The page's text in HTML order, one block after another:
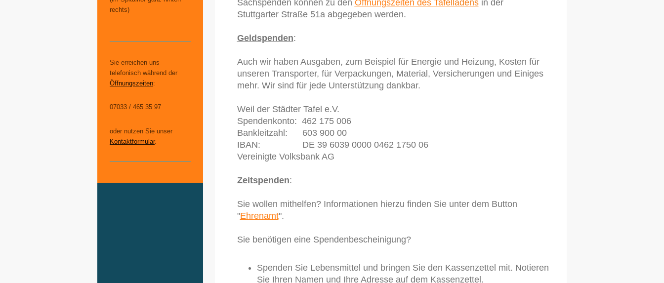
Sachspenden können zu den Öffnungszeiten des Tafelladens in der
Stuttgarter Straße 51a abgegeben werden.
Geldspenden:
Auch wir haben Ausgaben, zum Beispiel für Energie und Heizung, Kosten für
unseren Transporter, für Verpackungen, Material, Versicherungen und Einiges
mehr. Wir sind für jede Unterstützung dankbar.
Weil der Städter Tafel e.V.
Spendenkonto: 462 175 006
Bankleitzahl: 603 900 00
IBAN: DE 39 6039 0000 0462 1750 06
Vereinigte Volksbank AG
Zeitspenden:
Sie wollen mithelfen? Informationen hierzu finden Sie unter dem Button
"Ehrenamt".
Sie benötigen eine Spendenbescheinigung?
Spenden Sie Lebensmittel und bringen Sie den Kassenzettel mit. Notieren
Sie Ihren Namen und Ihre Adresse auf dem Kassenzettel.
rechts)
Sie erreichen uns
telefonisch während der
Öffnungszeiten:
07033 / 465 35 97
oder nutzen Sie unser
Kontaktformular.